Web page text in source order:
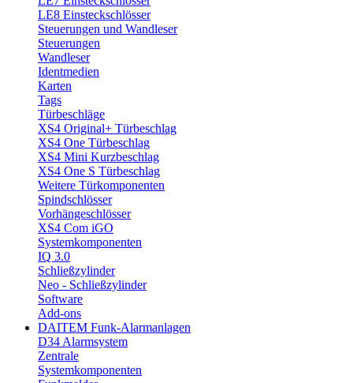
LE8 Einsteckschlösser
Steuerungen und Wandleser
Steuerungen
Wandleser
Identmedien
Karten
Tags
Türbeschläge
XS4 Original+ Türbeschlag
XS4 One Türbeschlag
XS4 Mini Kurzbeschlag
XS4 One S Türbeschlag
Weitere Türkomponenten
Spindschlösser
Vorhängeschlösser
XS4 Com iGO
Systemkomponenten
IQ 3.0
Schließzylinder
Neo - Schließzylinder
Software
Add-ons
DAITEM Funk-Alarmanlagen
D34 Alarmsystem
Zentrale
Systemkomponenten